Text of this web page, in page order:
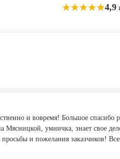
4,9
и вовремя! Большое спасибо
Мясницкой, умничка, знает свое
и пожелания заказчиков!